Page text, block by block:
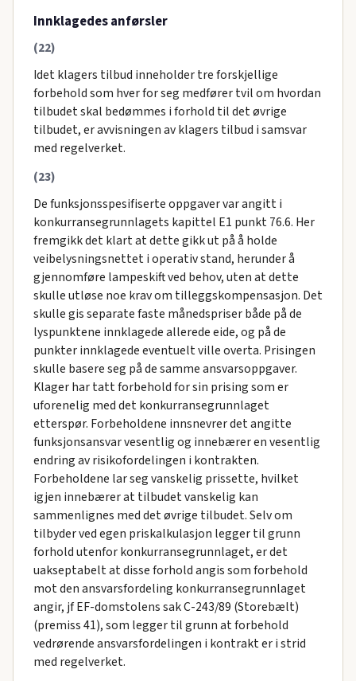
Innklagedes anførsler
(22)
Idet klagers tilbud inneholder tre forskjellige
forbehold som hver for seg medfører tvil om hvordan
tilbudet skal bedømmes i forhold til det øvrige
tilbudet, er avvisningen av klagers tilbud i samsvar
med regelverket.
(23)
De funksjonsspesifiserte oppgaver var angitt i
konkurransegrunnlagets kapittel E1 punkt 76.6. Her
fremgikk det klart at dette gikk ut på å holde
veibelysningsnettet i operativ stand, herunder å
gjennomføre lampeskift ved behov, uten at dette
skulle utløse noe krav om tilleggskompensasjon. Det
skulle gis separate faste månedspriser både på de
lyspunktene innklagede allerede eide, og på de
punkter innklagede eventuelt ville overta. Prisingen
skulle basere seg på de samme ansvarsoppgaver.
Klager har tatt forbehold for sin prising som er
uforenelig med det konkurransegrunnlaget
etterspør. Forbeholdene innsnevrer det angitte
funksjonsansvar vesentlig og innebærer en vesentlig
endring av risikofordelingen i kontrakten.
Forbeholdene lar seg vanskelig prissette, hvilket
igjen innebærer at tilbudet vanskelig kan
sammenlignes med det øvrige tilbudet. Selv om
tilbyder ved egen priskalkulasjon legger til grunn
forhold utenfor konkurransegrunnlaget, er det
uakseptabelt at disse forhold angis som forbehold
mot den ansvarsfordeling konkurransegrunnlaget
angir, jf EF-domstolens sak C-243/89 (Storebælt)
(premiss 41), som legger til grunn at forbehold
vedrørende ansvarsfordelingen i kontrakt er i strid
med regelverket.